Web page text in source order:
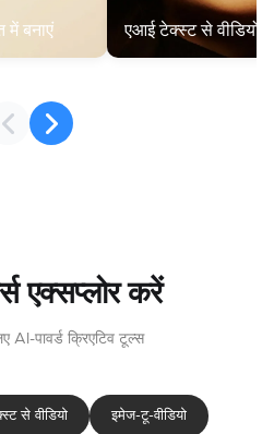
बनाएं एआई टेक्स्ट से वीडियो
एक्सप्लोर करें
AI-पावर्ड क्रिएटिव टूल्स
से वीडियो इमेज-टू-वीडियो